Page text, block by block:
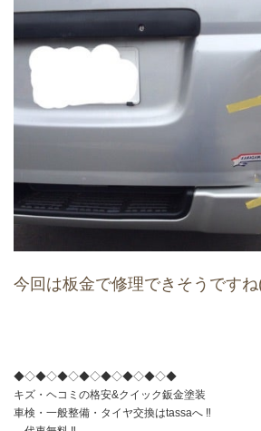
今回は板金で修理できそうですね
◆◇◆◇◆◇◆◇◆◇◆◇◆◇◆
キズ・ヘコミの格安&クイック鈑金塗装
車検・一般整備・タイヤ交換はtassaへ ‼︎